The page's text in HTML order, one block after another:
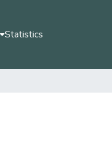
Statistics